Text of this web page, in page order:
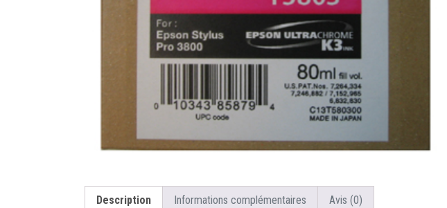
Description Informations complémentaires Avis (0)